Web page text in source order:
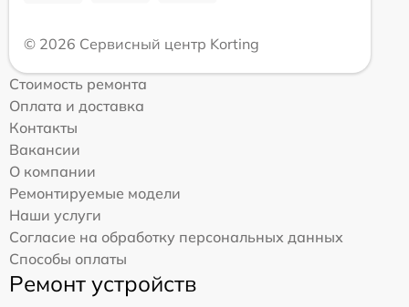
© 2026 Сервисный центр Korting
Стоимость ремонта
Оплата и доставка
Контакты
Вакансии
О компании
Ремонтируемые модели
Наши услуги
Согласие на обработку персональных данных
Способы оплаты
Ремонт устройств